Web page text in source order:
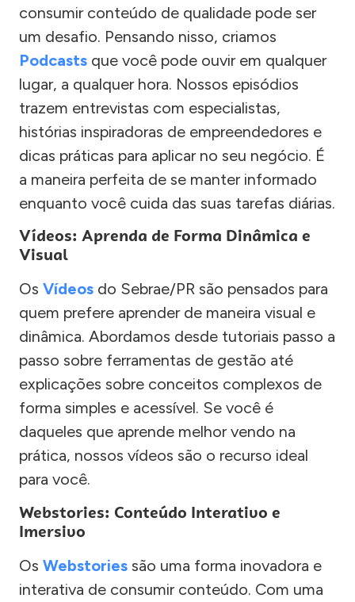
consumir conteúdo de qualidade pode ser
um desafio. Pensando nisso, criamos
Podcasts que você pode ouvir em qualquer
lugar, a qualquer hora. Nossos episódios
trazem entrevistas com especialistas,
histórias inspiradoras de empreendedores e
dicas práticas para aplicar no seu negócio. É
a maneira perfeita de se manter informado
enquanto você cuida das suas tarefas diárias.
Vídeos: Aprenda de Forma Dinâmica e
Visual
Os Vídeos do Sebrae/PR são pensados para
quem prefere aprender de maneira visual e
dinâmica. Abordamos desde tutoriais passo a
passo sobre ferramentas de gestão até
explicações sobre conceitos complexos de
forma simples e acessível. Se você é
daqueles que aprende melhor vendo na
prática, nossos vídeos são o recurso ideal
para você.
Webstories: Conteúdo Interativo e
Imersivo
Os Webstories são uma forma inovadora e
interativa de consumir conteúdo. Com uma